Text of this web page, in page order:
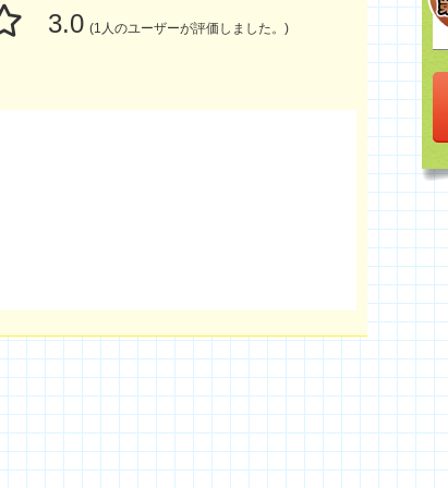
3.0 (1人のユーザーが評価しました。)